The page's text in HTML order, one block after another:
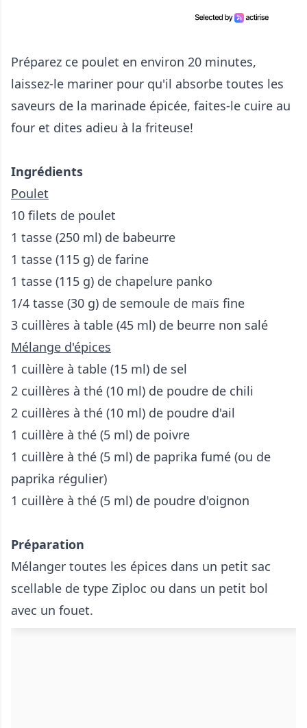
Préparez ce poulet en environ 20 minutes,
laissez-le mariner pour qu'il absorbe toutes les
saveurs de la marinade épicée, faites-le cuire au
four et dites adieu à la friteuse!
Ingrédients
Poulet
10 filets de poulet
1 tasse (250 ml) de babeurre
1 tasse (115 g) de farine
1 tasse (115 g) de chapelure panko
1/4 tasse (30 g) de semoule de maïs fine
3 cuillères à table (45 ml) de beurre non salé
Mélange d'épices
1 cuillère à table (15 ml) de sel
2 cuillères à thé (10 ml) de poudre de chili
2 cuillères à thé (10 ml) de poudre d'ail
1 cuillère à thé (5 ml) de poivre
1 cuillère à thé (5 ml) de paprika fumé (ou de
paprika régulier)
1 cuillère à thé (5 ml) de poudre d'oignon
Préparation
Mélanger toutes les épices dans un petit sac
scellable de type Ziploc ou dans un petit bol
avec un fouet.